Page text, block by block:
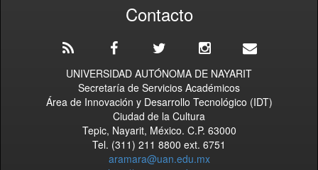
Contacto
UNIVERSIDAD AUTÓNOMA DE NAYARIT
Secretaría de Servicios Académicos
Área de Innovación y Desarrollo Tecnológico (IDT)
Ciudad de la Cultura
Tepic, Nayarit, México. C.P. 63000
Tel. (311) 211 8800 ext. 6751
aramara@uan.edu.mx